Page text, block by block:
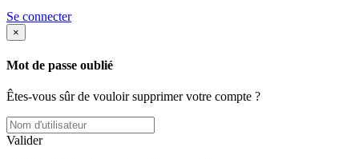
Se connecter
×
Mot de passe oublié
Êtes-vous sûr de vouloir supprimer votre compte ?
Valider